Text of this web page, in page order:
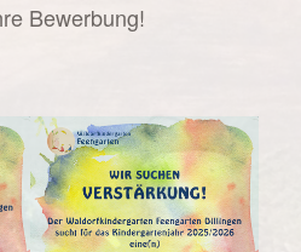
Bewerbung!